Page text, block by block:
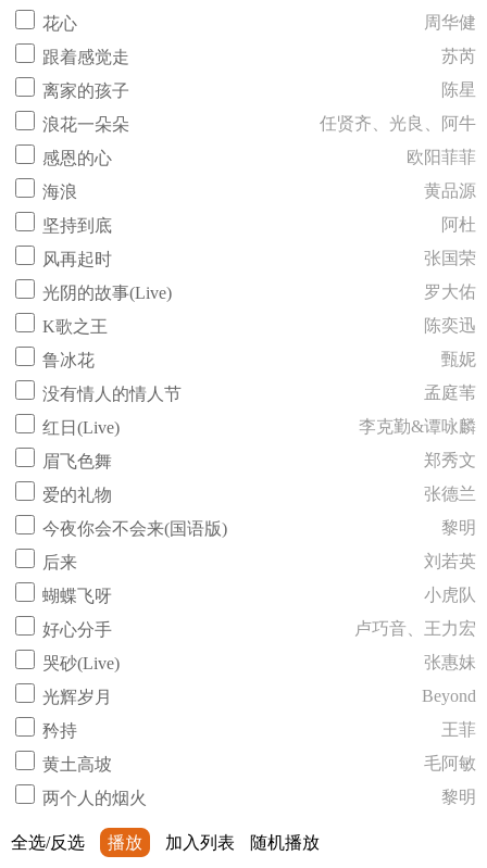
花心
周华健
跟着感觉走
苏芮
离家的孩子
陈星
浪花一朵朵
任贤齐、光良、阿牛
感恩的心
欧阳菲菲
海浪
黄品源
坚持到底
阿杜
风再起时
张国荣
光阴的故事(Live)
罗大佑
K歌之王
陈奕迅
鲁冰花
甄妮
没有情人的情人节
孟庭苇
红日(Live)
李克勤&谭咏麟
眉飞色舞
郑秀文
爱的礼物
张德兰
今夜你会不会来(国语版)
黎明
后来
刘若英
蝴蝶飞呀
小虎队
好心分手
卢巧音、王力宏
哭砂(Live)
张惠妹
光辉岁月
Beyond
矜持
王菲
黄土高坡
毛阿敏
两个人的烟火
黎明
全选/反选 播放 加入列表 随机播放